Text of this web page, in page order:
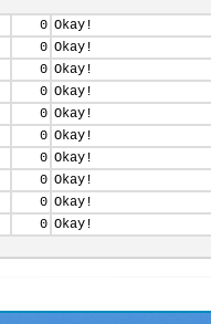
0 Okay!
0 Okay!
0 Okay!
0 Okay!
0 Okay!
0 Okay!
0 Okay!
0 Okay!
0 Okay!
0 Okay!